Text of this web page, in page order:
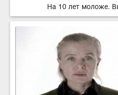
На 10 лет моложе.